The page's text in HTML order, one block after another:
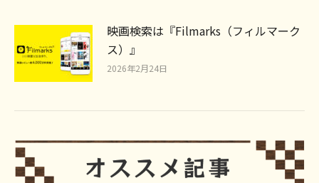
映画検索は『Filmarks（フィルマーク
ス）』
2026年2月24日